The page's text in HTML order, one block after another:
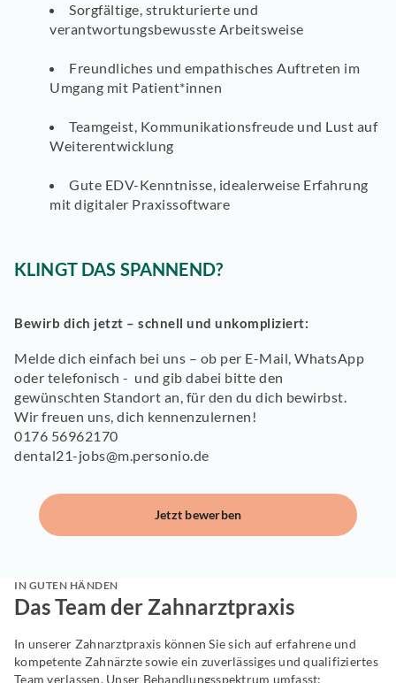
Sorgfältige, strukturierte und
verantwortungsbewusste Arbeitsweise
Freundliches und empathisches Auftreten im
Umgang mit Patient*innen
Teamgeist, Kommunikationsfreude und Lust auf
Weiterentwicklung
Gute EDV-Kenntnisse, idealerweise Erfahrung
mit digitaler Praxissoftware
KLINGT DAS SPANNEND?
Bewirb dich jetzt – schnell und unkompliziert:
Melde dich einfach bei uns – ob per E-Mail, WhatsApp
oder telefonisch - und gib dabei bitte den
gewünschten Standort an, für den du dich bewirbst.
Wir freuen uns, dich kennenzulernen!
0176 56962170
dental21-jobs@m.personio.de
Jetzt bewerben
IN GUTEN HÄNDEN
Das Team der Zahnarztpraxis
In unserer Zahnarztpraxis können Sie sich auf erfahrene und
kompetente Zahnärzte sowie ein zuverlässiges und qualifiziertes
Team verlassen. Unser Behandlungsspektrum umfasst: